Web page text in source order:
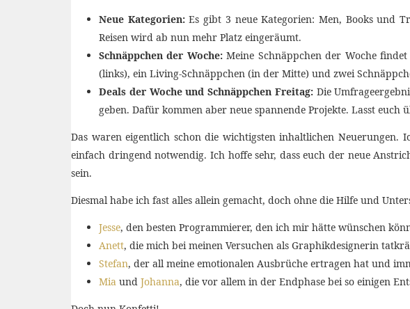
Neue Kategorien:Es gibt 3 neue Kategorien: Men, Books und
Reisen wird ab nun mehr Platz eingeräumt.
Schnäppchen der Woche:Meine Schnäppchen der Woche
(links), ein Living-Schnäppchen (in der Mitte) und zwei
Deals der Woche und Schnäppchen Freitag:Die
geben. Dafür kommen aber neue spannende Projekte. Lasst euch
Das waren eigentlich schon die wichtigsten inhaltlichen
einfach dringend notwendig. Ich hoffe sehr, dass euch der neue
sein.
Diesmal habe ich fast alles allein gemacht, doch ohne die Hilfe und
Jesse, den besten Programmierer, den ich mir hätte wünschen
Anett, die mich bei meinen Versuchen als Graphikdesignerin
Stefan, der all meine emotionalen Ausbrüche ertragen hat und
Mia und Johanna, die vor allem in der Endphase bei so einigen